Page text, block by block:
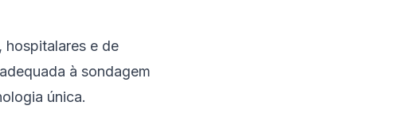
hospitalares e de
à sondagem
única.